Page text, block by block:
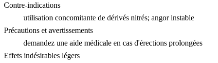
Contre-indications
utilisation concomitante de dérivés nitrés; angor instable
Précautions et avertissements
demandez une aide médicale en cas d'érections prolongées
Effets indésirables légers